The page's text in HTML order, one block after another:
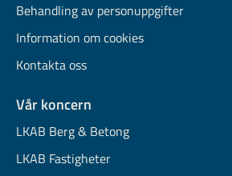
Behandling av personuppgifter
Information om cookies
Kontakta oss
Vår koncern
LKAB Berg & Betong
LKAB Fastigheter